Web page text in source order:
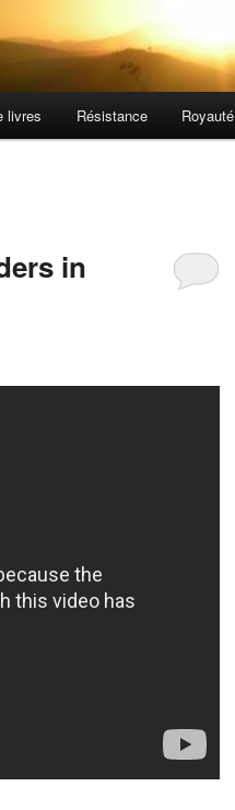
livres Résistance Royauté
in